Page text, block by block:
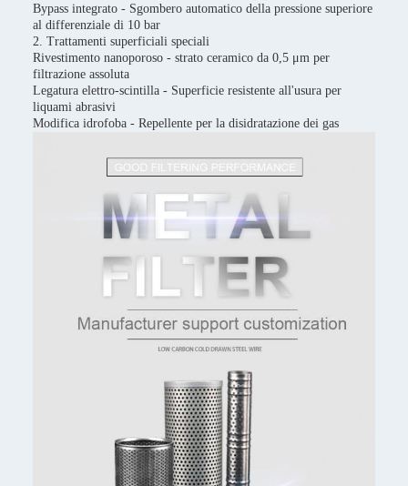
Bypass integrato - Sgombero automatico della pressione superiore
al differenziale di 10 bar
2. Trattamenti superficiali speciali
Rivestimento nanoporoso - strato ceramico da 0,5 μm per
filtrazione assoluta
Legatura elettro-scintilla - Superficie resistente all'usura per
liquami abrasivi
Modifica idrofoba - Repellente per la disidratazione dei gas